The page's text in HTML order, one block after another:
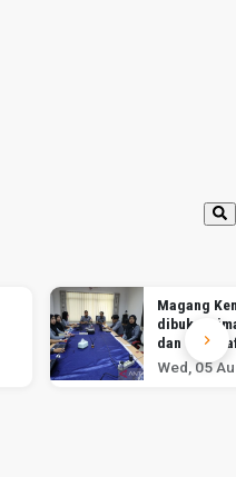
Magang
dibuka,
dan cara
Wed, 05